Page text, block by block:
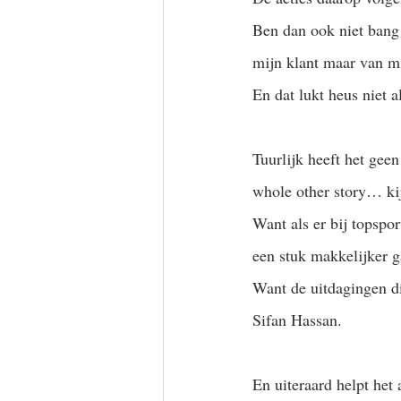
Ben dan ook niet
mijn klant maar van
En dat lukt heus niet
Tuurlijk heeft het
whole other story…
Want als er bij
een stuk makkelijker
Want de uitdagingen
Sifan Hassan.
En uiteraard helpt